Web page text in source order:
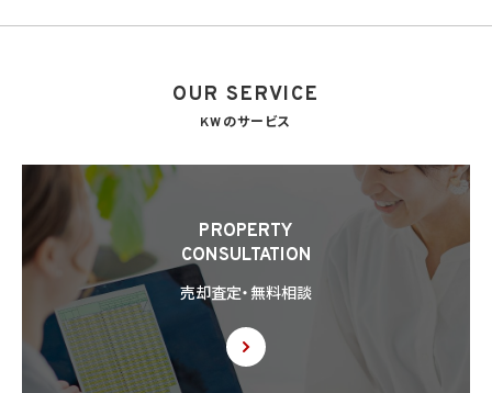
OUR SERVICE
KWのサービス
PROPERTY
CONSULTATION
売却査定・無料相談